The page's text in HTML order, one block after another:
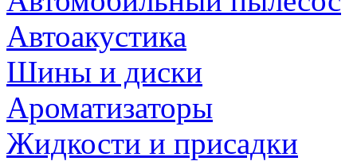
Автоакустика
Шины и диски
Ароматизаторы
Жидкости и присадки